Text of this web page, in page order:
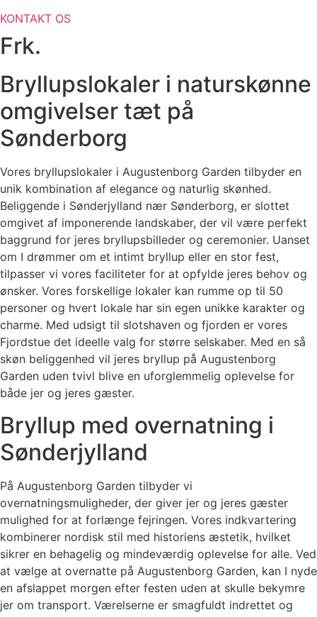
KONTAKT OS
Frk.
Bryllupslokaler i naturskønne
omgivelser tæt på
Sønderborg
Vores bryllupslokaler i Augustenborg Garden tilbyder en
unik kombination af elegance og naturlig skønhed.
Beliggende i Sønderjylland nær Sønderborg, er slottet
omgivet af imponerende landskaber, der vil være perfekt
baggrund for jeres bryllupsbilleder og ceremonier. Uanset
om I drømmer om et intimt bryllup eller en stor fest,
tilpasser vi vores faciliteter for at opfylde jeres behov og
ønsker. Vores forskellige lokaler kan rumme op til 50
personer og hvert lokale har sin egen unikke karakter og
charme. Med udsigt til slotshaven og fjorden er vores
Fjordstue det ideelle valg for større selskaber. Med en så
skøn beliggenhed vil jeres bryllup på Augustenborg
Garden uden tvivl blive en uforglemmelig oplevelse for
både jer og jeres gæster.
Bryllup med overnatning i
Sønderjylland
På Augustenborg Garden tilbyder vi
overnatningsmuligheder, der giver jer og jeres gæster
mulighed for at forlænge fejringen. Vores indkvartering
kombinerer nordisk stil med historiens æstetik, hvilket
sikrer en behagelig og mindeværdig oplevelse for alle. Ved
at vælge at overnatte på Augustenborg Garden, kan I nyde
en afslappet morgen efter festen uden at skulle bekymre
jer om transport. Værelserne er smagfuldt indrettet og